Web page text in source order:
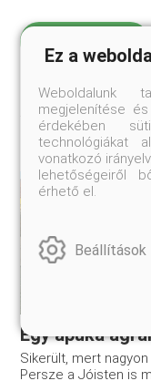
Egy apuka
Sikerült, mert
Persze a Jóisten is
Ez a
Weboldalunk
megjelenítése
érdekében
technológiákat
vonatkozó
lehetőségeiről
érhető el.
Beállítások